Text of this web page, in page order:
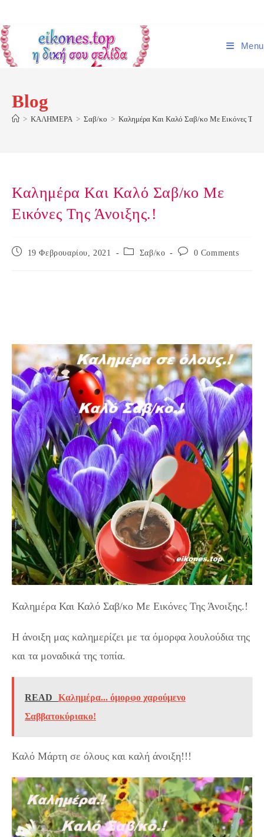
content
Menu
Blog
> ΚΑΛΗΜΕΡΑ > Σαβ/κο > Καλημέρα Και Καλό Σαβ/κο Με Εικόνες Της
Καλημέρα Και Καλό Σαβ/κο Με
Εικόνες Της Άνοιξης.!
Post
19 Φεβρουαρίου, 2021
Post Σαβ/κο
Post
0 Comments
Καλημέρα Και Καλό Σαβ/κο Με Εικόνες Της Άνοιξης.!
Η άνοιξη μας καλημερίζει με τα όμορφα λουλούδια της
και τα μοναδικά της τοπία.
READ
Καλημέρα... όμορφο χαρούμενο
Σαββατοκύριακο!
Καλό Μάρτη σε όλους και καλή άνοιξη!!!